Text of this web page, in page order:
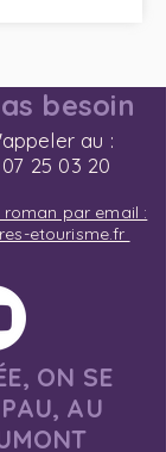
besoin
au :
25 03 20
roman par email :
etourisme.fr
ON SE
AU